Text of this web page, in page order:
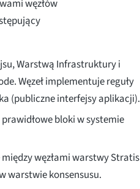
węzłów
Warstwą Infrastruktury i
Węzeł implementuje reguły
(publiczne interfejsy aplikacji).
bloki w systemie
węzłami warstwy Stratis
warstwie konsensusu.